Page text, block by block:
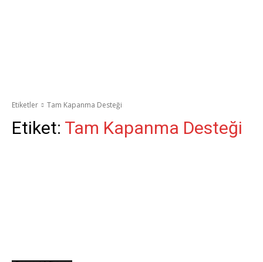
Etiketler Tam Kapanma Desteği
Etiket: Tam Kapanma Desteği